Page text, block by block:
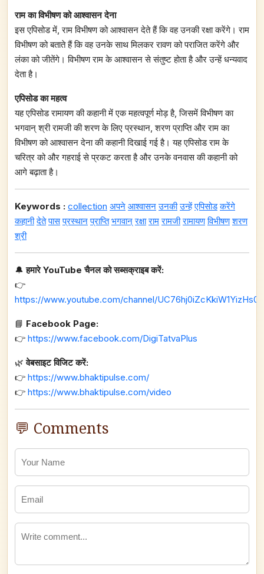
राम का विभीषण को आश्वासन देना
इस एपिसोड में, राम विभीषण को आश्वासन देते हैं कि वह उनकी रक्षा करेंगे। राम
विभीषण को बताते हैं कि वह उनके साथ मिलकर रावण को पराजित करेंगे और
लंका को जीतेंगे। विभीषण राम के आश्वासन से संतुष्ट होता है और उन्हें धन्यवाद
देता है।
एपिसोड का महत्व
यह एपिसोड रामायण की कहानी में एक महत्वपूर्ण मोड़ है, जिसमें विभीषण का
भगवान्‌ श्री रामजी की शरण के लिए प्रस्थान, शरण प्राप्ति और राम का
विभीषण को आश्वासन देना की कहानी दिखाई गई है। यह एपिसोड राम के
चरित्र को और गहराई से प्रकट करता है और उनके वनवास की कहानी को
आगे बढ़ाता है।
Keywords : collection अपने आश्वासन उनकी उन्हें एपिसोड करेंगे
कहानी देते पास प्रस्थान प्राप्ति भगवान् रक्षा राम रामजी रामायण विभीषण शरण
श्री
🔔हमारे YouTube चैनल को सब्सक्राइब करें:
👉
https://www.youtube.com/channel/
📘 Facebook Page:
👉 https://www.facebook.com/DigiTatvaPlus
🌿वेबसाइट विजिट करें:
👉 https://www.bhaktipulse.com/
👉 https://www.bhaktipulse.com/video
💬 Comments